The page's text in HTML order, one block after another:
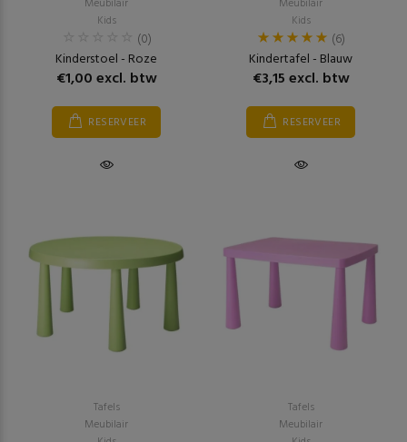
Meubilair
Kids
(0)
Kinderstoel - Roze
€1,00 excl. btw
RESERVEER
Meubilair
Kids
(6)
Kindertafel - Blauw
€3,15 excl. btw
RESERVEER
Tafels
Meubilair
Tafels
Meubilair